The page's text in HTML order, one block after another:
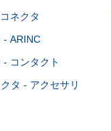
ネクタ
- ARINC
コンタクト
タ - アクセサリ